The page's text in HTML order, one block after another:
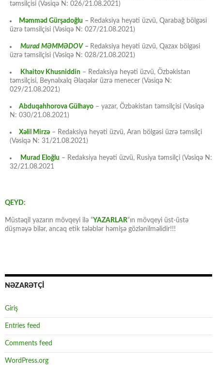
təmsilçisi (Vəsiqə N: 026/21.08.2021)
Məmməd Gürşadoğlu – Redaksiya heyəti üzvü, Qarabağ bölgəsi
üzrə təmsilçisi (Vəsiqə N: 027/21.08.2021)
Murad MƏMMƏDOV – Redaksiya heyəti üzvü, Qazax bölgəsi
üzrə təmsilçisi (Vəsiqə N: 028/21.08.2021)
Khaitov Khusniddin – Redaksiya heyəti üzvü, Özbəkistan
təmsilçisi, Beynəlxalq Əlaqələr üzrə menecer (Vəsiqə N:
029/21.08.2021)
Abduqahhorova Gülhayo – yazar, Özbəkistan təmsilçisi (Vəsiqə
N: 030/21.08.2021)
Xəlil Mirzə – Redaksiya heyəti üzvü, Aran bölgəsi üzrə təmsilçi
(Vəsiqə N: 31/21.08.2021)
Murad Eloğlu – Redaksiya heyəti üzvü, Rusiya təmsilçi (Vəsiqə N:
32/21.08.2021
QEYD:
Müstəqil yazarın mövqeyi ilə “YAZARLAR“ın mövqeyi üst-üstə
düşməyə bilər, ancaq etik tələblər həmişə gözlənilməlidir!!!
NƏZARƏTÇİ
Giriş
Entries feed
Comments feed
WordPress.org